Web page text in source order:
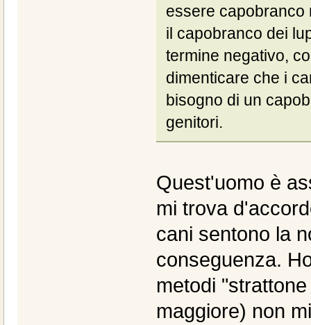
essere capobranco
il capobranco dei
termine negativo,
dimenticare che i
bisogno di un
genitori.
Quest'uomo è
mi trova
cani sentono la
conseguenza.
metodi
maggiore) non